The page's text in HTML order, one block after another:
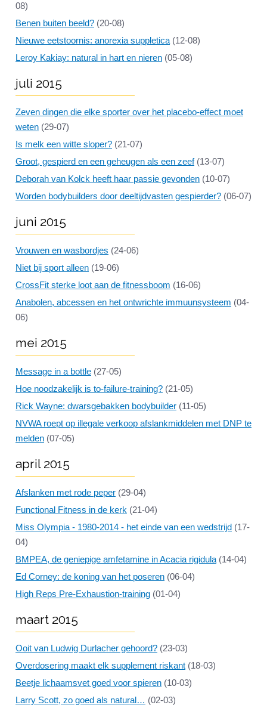
08)
Benen buiten beeld? (20-08)
Nieuwe eetstoornis: anorexia suppletica (12-08)
Leroy Kakiay: natural in hart en nieren (05-08)
juli 2015
Zeven dingen die elke sporter over het placebo-effect moet
weten (29-07)
Is melk een witte sloper? (21-07)
Groot, gespierd en een geheugen als een zeef(13-07)
Deborah van Kolck heeft haar passie gevonden (10-07)
Worden bodybuilders door deeltijdvasten gespierder? (06-07)
juni 2015
Vrouwen en wasbordjes (24-06)
Niet bij sport alleen (19-06)
CrossFit sterke loot aan de fitnessboom (16-06)
Anabolen, abcessen en het ontwrichte immuunsysteem (04-
06)
mei 2015
Message in a bottle (27-05)
Hoe noodzakelijk is to-failure-training? (21-05)
Rick Wayne: dwarsgebakken bodybuilder (11-05)
NVWA roept op illegale verkoop afslankmiddelen met DNP te
melden (07-05)
april 2015
Afslanken met rode peper (29-04)
Functional Fitness in de kerk (21-04)
Miss Olympia - 1980-2014 - het einde van een wedstrijd (17-
04)
BMPEA, de geniepige amfetamine in Acacia rigidula (14-04)
Ed Corney: de koning van het poseren (06-04)
High Reps Pre-Exhaustion-training (01-04)
maart 2015
Ooit van Ludwig Durlacher gehoord? (23-03)
Overdosering maakt elk supplement riskant (18-03)
Beetje lichaamsvet goed voor spieren (10-03)
Larry Scott, zo goed als natural… (02-03)